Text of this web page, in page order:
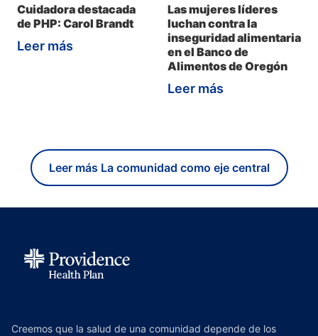
Cuidadora destacada
de PHP: Carol Brandt
Leer más
Las mujeres líderes
luchan contra la
inseguridad alimentaria
en el Banco de
Alimentos de Oregón
Leer más
Leer más La comunidad como eje central
Creemos que la salud de una comunidad depende de los